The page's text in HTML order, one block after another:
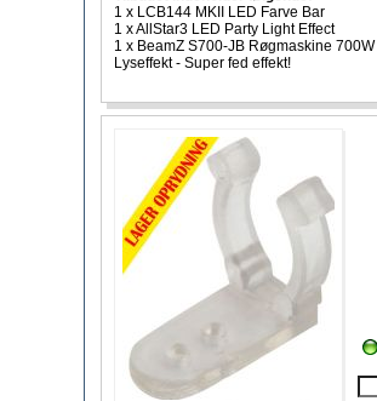
1 x LCB144 MKII LED Farve Bar
1 x AllStar3 LED Party Light Effect
1 x BeamZ S700-JB Røgmaskine
Lyseffekt - Super fed effekt!